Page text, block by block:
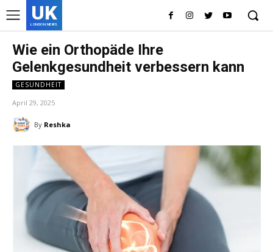
UK
LONDON NEWS
Wie ein Orthopäde Ihre
Gelenkgesundheit verbessern kann
GESUNDHEIT
April 29, 2025
By Reshka